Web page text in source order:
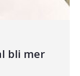
bli mer